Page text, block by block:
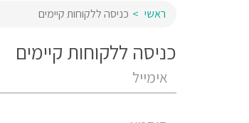
ראשי כניסה ללקוחות קיימים
כניסה ללקוחות קיימים